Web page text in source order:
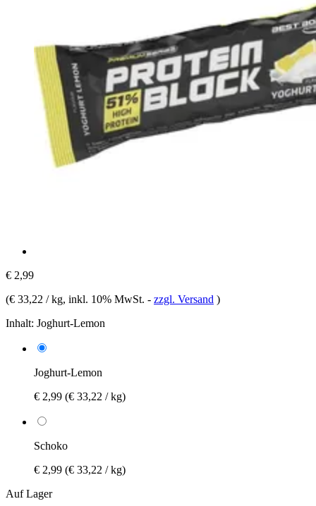
€ 2,99
(€ 33,22 / kg, inkl. 10% MwSt. - zzgl. Versand )
Inhalt: Joghurt-Lemon
Joghurt-Lemon
€ 2,99 (€ 33,22 / kg)
Schoko
€ 2,99 (€ 33,22 / kg)
Auf Lager